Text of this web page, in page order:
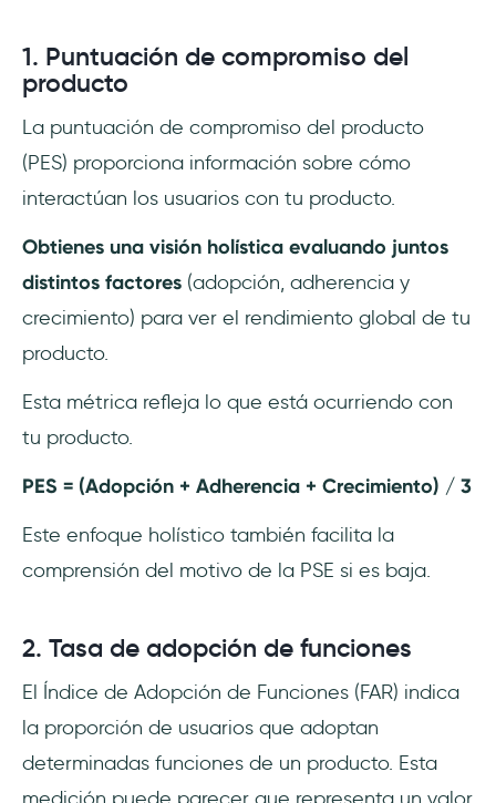
1. Puntuación de compromiso del
producto
La puntuación de compromiso del producto
(PES) proporciona información sobre cómo
interactúan los usuarios con tu producto.
Obtienes una visión holística evaluando juntos
distintos factores (adopción, adherencia y
crecimiento) para ver el rendimiento global de tu
producto.
Esta métrica refleja lo que está ocurriendo con
tu producto.
PES = (Adopción + Adherencia + Crecimiento) / 3
Este enfoque holístico también facilita la
comprensión del motivo de la PSE si es baja.
2. Tasa de adopción de funciones
El Índice de Adopción de Funciones (FAR) indica
la proporción de usuarios que adoptan
determinadas funciones de un producto. Esta